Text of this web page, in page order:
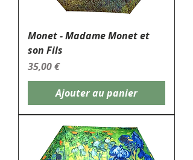
Monet - Madame Monet et
son Fils
Prix
35,00 €
Ajouter au panier